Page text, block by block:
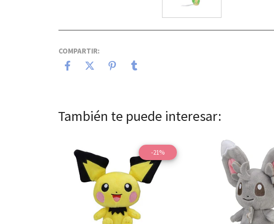
COMPARTIR:
También te puede interesar:
-21%
Ver detalles